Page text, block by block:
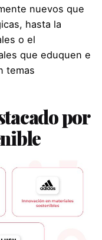
nuevos que
hasta la
o el
que eduquen e
temas
por